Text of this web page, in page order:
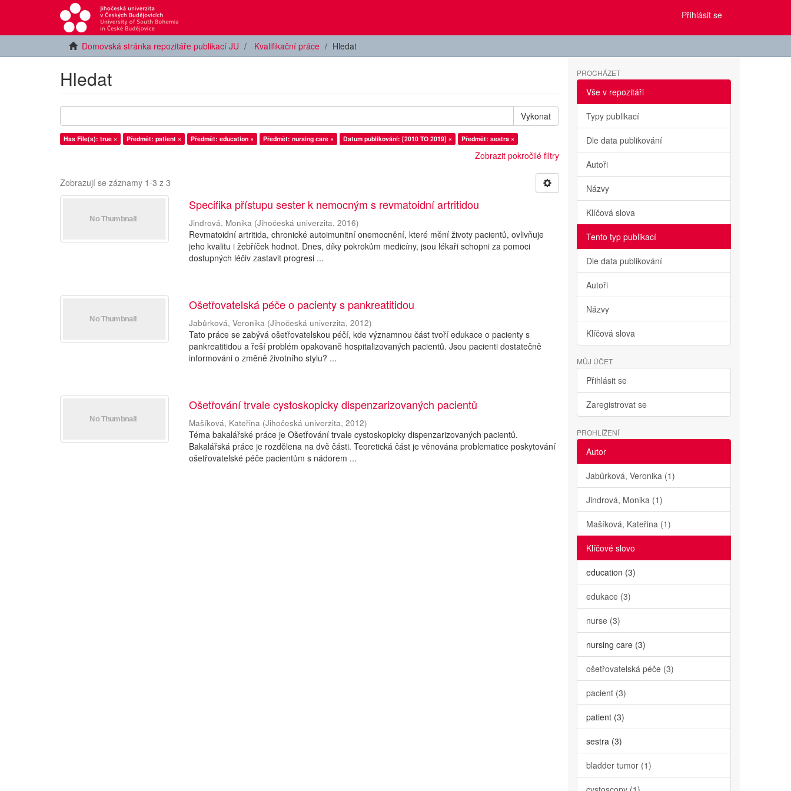
Přihlásit se
Domovská stránka repozitáře publikací JU Kvalifikační práce Hledat
Hledat
Vykonat
Has File(s): true × Předmět: patient × Předmět: education × Předmět: nursing care × Datum publikování: [2010 TO 2019] × Předmět: sestra ×
Zobrazit pokročilé filtry
Zobrazují se záznamy 1-3 z 3
Specifika přístupu sester k nemocným s revmatoidní artritidou
Jindrová, Monika (Jihočeská univerzita,2016)
Revmatoidní artritida, chronické autoimunitní onemocnění, které mění životy pacientů, ovlivňuje
jeho kvalitu i žebříček hodnot. Dnes, díky pokrokům medicíny, jsou lékaři schopni za pomoci
dostupných léčiv zastavit progresi ...
Ošetřovatelská péče o pacienty s pankreatitidou
Jabůrková, Veronika (Jihočeská univerzita,2012)
Tato práce se zabývá ošetřovatelskou péčí, kde významnou část tvoří edukace o pacienty s
pankreatitidou a řeší problém opakovaně hospitalizovaných pacientů. Jsou pacienti dostatečně
informováni o změně životního stylu? ...
Ošetřování trvale cystoskopicky dispenzarizovaných pacientů
Mašíková, Kateřina (Jihočeská univerzita,2012)
Téma bakalářské práce je Ošetřování trvale cystoskopicky dispenzarizovaných pacientů.
Bakalářská práce je rozdělena na dvě části. Teoretická část je věnována problematice poskytování
ošetřovatelské péče pacientům s nádorem ...
PROCHÁZET
Vše v repozitáři
Typy publikací
Dle data publikování
Autoři
Názvy
Klíčová slova
Tento typ publikací
Dle data publikování
Autoři
Názvy
Klíčová slova
MŮJ ÚČET
Přihlásit se
Zaregistrovat se
PROHLÍŽENÍ
Autor
Jabůrková, Veronika (1)
Jindrová, Monika (1)
Mašíková, Kateřina (1)
Klíčové slovo
education (3)
edukace (3)
nurse (3)
nursing care (3)
ošetřovatelská péče (3)
pacient (3)
patient (3)
sestra (3)
bladder tumor (1)